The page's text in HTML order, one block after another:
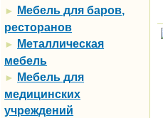
►
Мебель для баров,
ресторанов
►
Металлическая
мебель
►
Мебель для
медицинских
учреждений